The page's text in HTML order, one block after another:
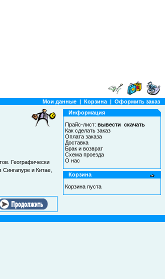
Мои данные | Корзина | Оформить заказ
Географически
и Китае,
Информация
Прайс-лист: вывести скачать
Как сделать заказ
Оплата заказа
Доставка
Брак и возврат
Схема проезда
О нас
Корзина
Корзина пуста